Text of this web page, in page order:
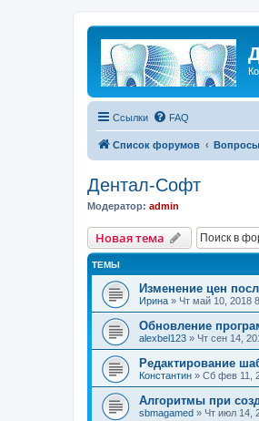
Ссылки FAQ
Список форумов Вопросы
Дентал-Софт
Модератор: admin
Новая тема
ТЕМЫ
Изменение цен
Ирина » Чт май 10, 2018
Обновление
alexbel123 » Чт сен 14,
Редактирование
Константин » Сб фев 11,
Алгоритмы при
sbmagamed » Чт июл 14,